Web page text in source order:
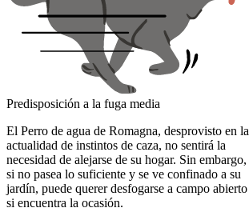
Predisposición a la fuga media
El Perro de agua de Romagna, desprovisto en la
actualidad de instintos de caza, no sentirá la
necesidad de alejarse de su hogar. Sin embargo,
si no pasea lo suficiente y se ve confinado a su
jardín, puede querer desfogarse a campo abierto
si encuentra la ocasión.